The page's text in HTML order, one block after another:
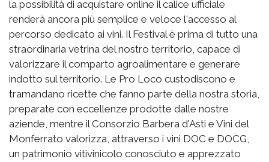
la possibilità di acquistare online il calice ufficiale
renderà ancora più semplice e veloce l'accesso al
percorso dedicato ai vini. Il Festival è prima di tutto una
straordinaria vetrina del nostro territorio, capace di
valorizzare il comparto agroalimentare e generare
indotto sul territorio. Le Pro Loco custodiscono e
tramandano ricette che fanno parte della nostra storia,
preparate con eccellenze prodotte dalle nostre
aziende, mentre il Consorzio Barbera d'Asti e Vini del
Monferrato valorizza, attraverso i vini DOC e DOCG,
un patrimonio vitivinicolo conosciuto e apprezzato